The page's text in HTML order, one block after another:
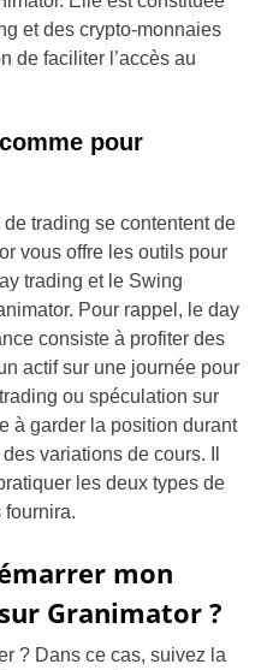
et des crypto-monnaies
de faciliter l’accès au
pour
trading se contentent de
vous offre les outils pour
trading et le Swing
Pour rappel, le day
consiste à profiter des
actif sur une journée pour
ou spéculation sur
à garder la position durant
variations de cours. Il
les deux types de
fournira.
mon
Granimator ?
? Dans ce cas, suivez la